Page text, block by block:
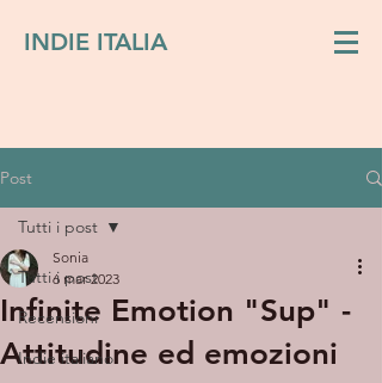
INDIE ITALIA
Post
Tutti i post
Recensioni
Indie italiano
Tutti i post
Infinite Emotion "Sup" -
Attitudine ed emozioni
Sonia
6 mar 2023